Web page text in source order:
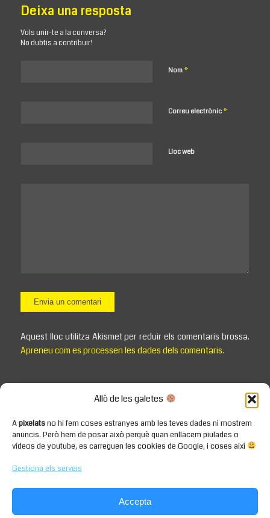
Allò de les galetes
Apixelatsno hi fem coses estranyes amb les teves dades ni mostrem
anuncis. Però hem de posar això perquè quan enllacem piulades o
vídeos de youtube, es carreguen les cookies de Google, i coses així
Gestiona els serveis
Accepta
Deixa una resposta
Vols unir-te a la conversa?
No dubtis a contribuir!
Nom *
Correu electrònic *
Lloc web
Aquest lloc utilitza Akismet per reduir els comentaris brossa.
Apreneu com es processen les dades dels comentaris.